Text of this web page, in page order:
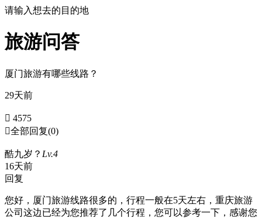
请输入想去的目的地
旅游问答
厦门旅游有哪些线路？
29天前
 4575
全部回复(0)
酷九岁？ Lv.4
16天前
回复
您好，厦门旅游线路很多的，行程一般在5天左右，重庆旅游
公司这边已经为您推荐了几个行程，您可以参考一下，感谢您